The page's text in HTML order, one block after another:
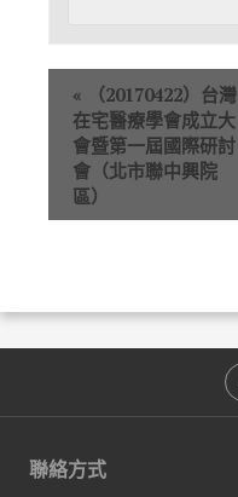
« （20170422）台灣
在宅醫療學會成立大
會暨第一屆國際研討
會（北市聯中興院
區）
聯絡方式